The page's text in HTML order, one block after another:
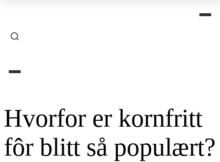
Hvorfor er kornfritt
fôr blitt så populært?